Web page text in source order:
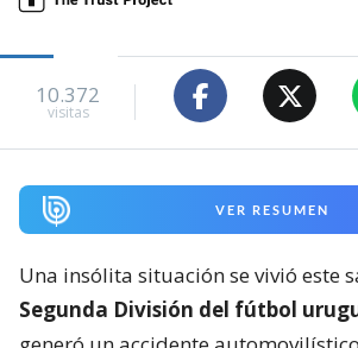
10.372
visitas
VER RESUMEN
Una insólita situación se vivió este
Segunda División del fútbol